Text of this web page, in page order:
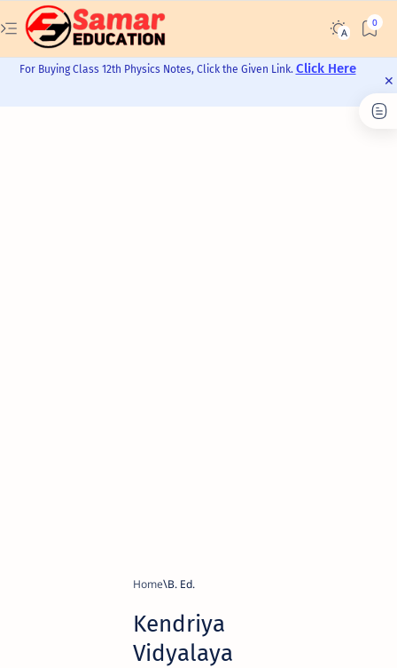
For Buying Class 12th Physics Notes, Click the Given Link. Click Here
Home B. Ed.
Kendriya
Vidyalaya